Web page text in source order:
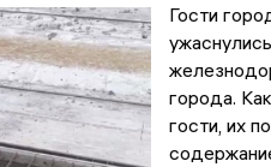
Гости
города.
гости, их